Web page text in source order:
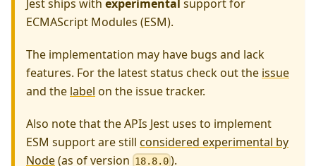
Jest ships with experimental support for
ECMAScript Modules (ESM).
The implementation may have bugs and lack
features. For the latest status check out the issue
and the label on the issue tracker.
Also note that the APIs Jest uses to implement
ESM support are still considered experimental by
Node(as of version 18.8.0 ).